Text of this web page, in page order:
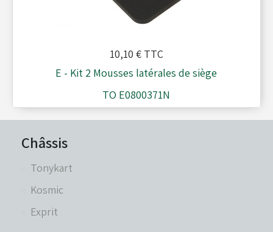
10,10 € TTC
E - Kit 2 Mousses latérales de siège
TO E0800371N
Châssis
Tonykart
Kosmic
Exprit
Train avant - Volants
Pièces détachées Rotax